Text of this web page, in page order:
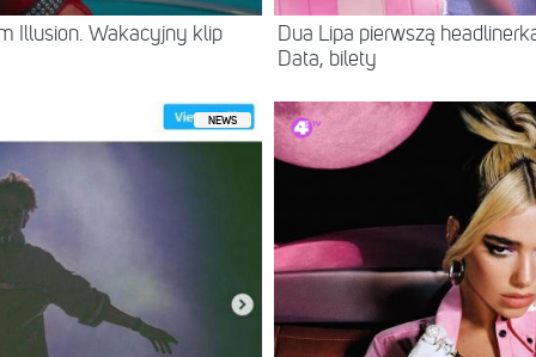
Illusion. Wakacyjny klip
Dua Lipa pierwszą
Data, bilety
NEWS